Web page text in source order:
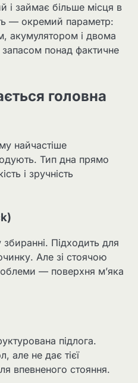
і займає більше місця в
— окремий параметр:
акумулятором і двома
понад фактичне
головна
найчастіше
Тип дна прямо
і зручність
Підходить для
Але зі стоячою
— поверхня м’яка
підлога.
але не дає тієї
впевненого стояння.